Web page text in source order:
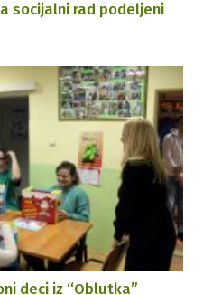
socijalni rad podeljeni
deci iz “Oblutka”